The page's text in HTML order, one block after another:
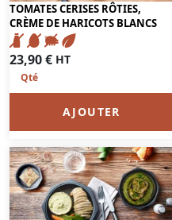
TOMATES CERISES RÔTIES,
CRÈME DE HARICOTS BLANCS
23,90€ HT
AJOUTER